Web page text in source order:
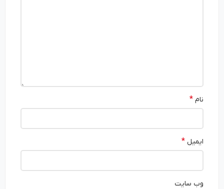
ایمیل*
وب‌ سایت